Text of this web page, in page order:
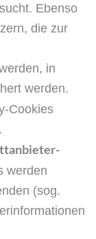
Ebenso
die zur
in
werden.
Cookies
werden
(sog.